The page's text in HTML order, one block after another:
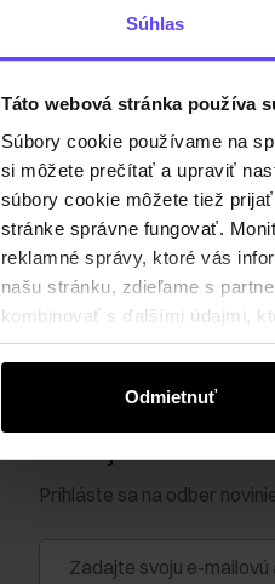
Súhlas
Táto webová stránka používa
Súbory cookie používame na
si môžete prečítať a upraviť
súbory cookie môžete tiež
stránke správne fungovať.
reklamné správy, ktoré vás
našu stránku, zdieľame s
kombinovať s ďalšími údajmi,
Odmietnuť
Prihláste sa na odber